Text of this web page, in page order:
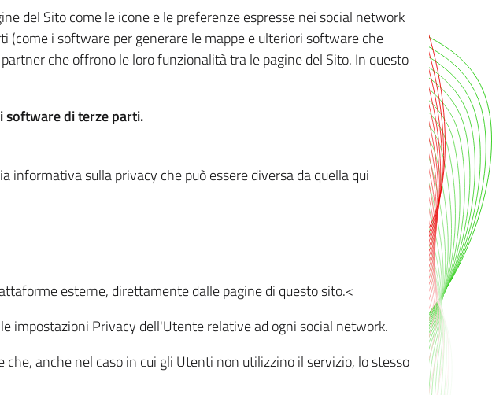
del Sito come le icone e le preferenze espresse nei social network
i software per generare le mappe e ulteriori software che
che offrono le loro funzionalità tra le pagine del Sito. In questo
software di terze parti.
informativa sulla privacy che può essere diversa da quella qui
esterne, direttamente dalle pagine di questo sito.<
impostazioni Privacy dell'Utente relative ad ogni social network.
anche nel caso in cui gli Utenti non utilizzino il servizio, lo stesso